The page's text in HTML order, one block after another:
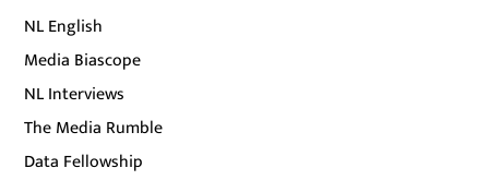
NL English
Media Biascope
NL Interviews
The Media Rumble
Data Fellowship